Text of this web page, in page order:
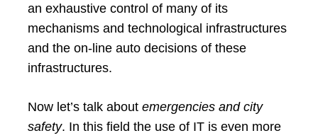
an exhaustive control of many of its
mechanisms and technological infrastructures
and the on-line auto decisions of these
infrastructures.
Now let’s talk about emergencies and city
safety. In this field the use of IT is even more